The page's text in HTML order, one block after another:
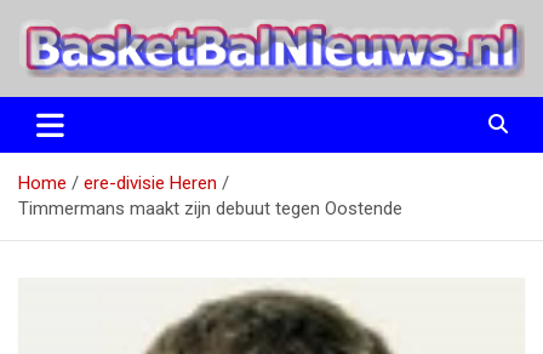
naar
BasketBalNieuws.nl
Etten
Home
ere-divisie Heren
Timmermans maakt zijn debuut tegen Oostende